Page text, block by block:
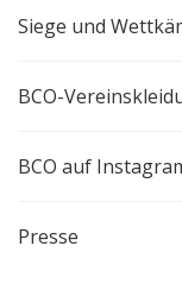
Siege und
BCO-
BCO auf
Presse